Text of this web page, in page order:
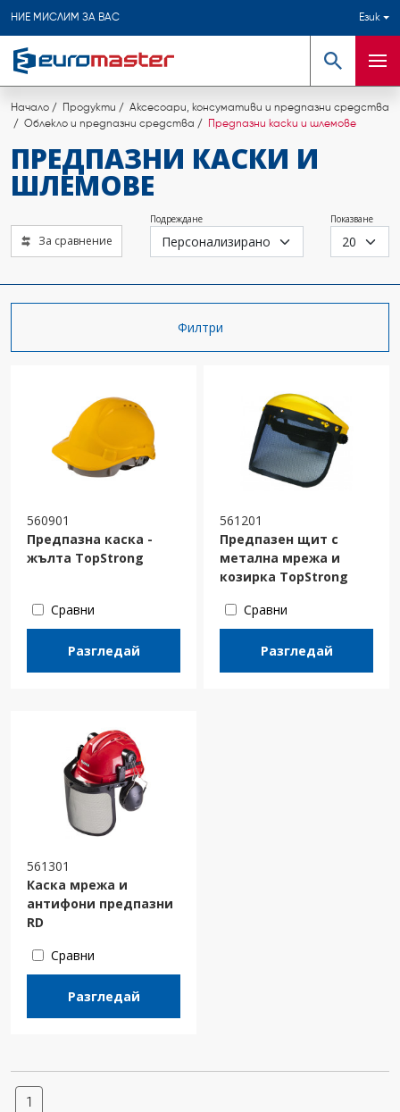
НИЕ МИСЛИМ ЗА ВАС Език
Търсене
Начало Продукти
Аксесоари, консумативи и предпазни средства
Облекло и предпазни средства
Предпазни каски и шлемове
ПРЕДПАЗНИ КАСКИ И
ШЛЕМОВЕ
За сравнение
Подреждане Показване
Филтри
560901
Предпазна каска -
жълта TopStrong
Сравни
Разгледай
561201
Предпазен щит с
метална мрежа и
козирка TopStrong
Сравни
Разгледай
561301
Каска мрежа и
антифони предпазни
RD
Сравни
Разгледай
1